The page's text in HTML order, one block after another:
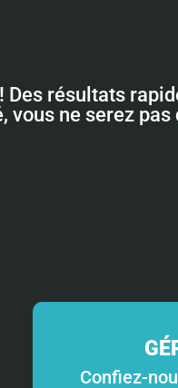
résultats
ne serez pas
Confiez-